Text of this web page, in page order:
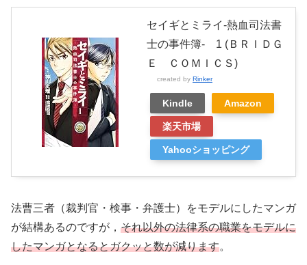
セイギとミライ-熱血司法書
士の事件簿- 1 (ＢＲＩＤＧ
Ｅ ＣＯＭＩＣＳ)
created by Rinker
Kindle Amazon
楽天市場
Yahooショッピング
法曹三者（裁判官・検事・弁護士）をモデルにしたマンガ
が結構あるのですが， それ以外の法律系の職業をモデルに
したマンガとなるとガクッと数が減ります。